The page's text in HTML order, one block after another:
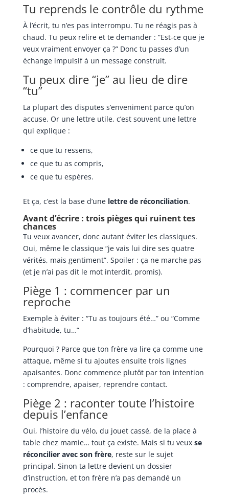
Tu reprends le contrôle du rythme
À l’écrit, tu n’es pas interrompu. Tu ne réagis pas à
chaud. Tu peux relire et te demander : “Est-ce que je
veux vraiment envoyer ça ?” Donc tu passes d’un
échange impulsif à un message construit.
Tu peux dire “je” au lieu de dire
“tu”
La plupart des disputes s’enveniment parce qu’on
accuse. Or une lettre utile, c’est souvent une lettre
qui explique :
ce que tu ressens,
ce que tu as compris,
ce que tu espères.
Et ça, c’est la base d’une lettre de réconciliation.
Avant d’écrire : trois pièges qui ruinent tes
chances
Tu veux avancer, donc autant éviter les classiques.
Oui, même le classique “je vais lui dire ses quatre
vérités, mais gentiment”. Spoiler : ça ne marche pas
(et je n’ai pas dit le mot interdit, promis).
Piège 1 : commencer par un
reproche
Exemple à éviter : “Tu as toujours été…” ou “Comme
d’habitude, tu…”
Pourquoi ? Parce que ton frère va lire ça comme une
attaque, même si tu ajoutes ensuite trois lignes
apaisantes. Donc commence plutôt par ton intention
: comprendre, apaiser, reprendre contact.
Piège 2 : raconter toute l’histoire
depuis l’enfance
Oui, l’histoire du vélo, du jouet cassé, de la place à
table chez mamie… tout ça existe. Mais si tu veux se
réconcilier avec son frère, reste sur le sujet
principal. Sinon ta lettre devient un dossier
d’instruction, et ton frère n’a pas demandé un
procès.